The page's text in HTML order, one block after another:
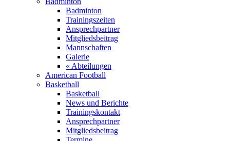
Badminton
Trainingszeiten
Ansprechpartner
Mitgliedsbeitrag
Mannschaften
Galerie
« Abteilungen
American Football
Basketball
Basketball
News und Berichte
Trainingskontakt
Ansprechpartner
Mitgliedsbeitrag